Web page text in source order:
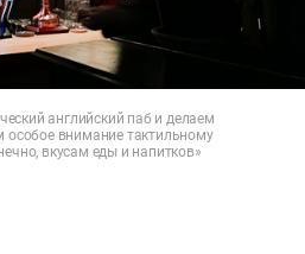
английский паб и делаем
особое внимание тактильному
вкусам еды и напитков»